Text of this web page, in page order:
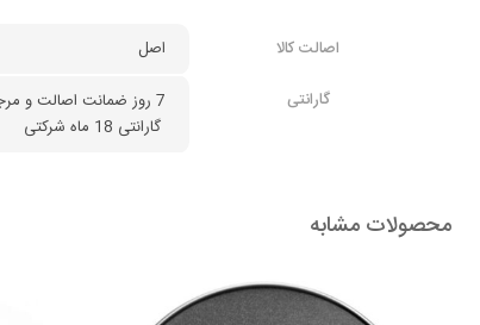
اصالت کالا
اصل
گارانتی
7 روز ضمانت اصالت و مرجوعی كالا
گارانتی 18 ماه شرکتی
محصولات مشابه